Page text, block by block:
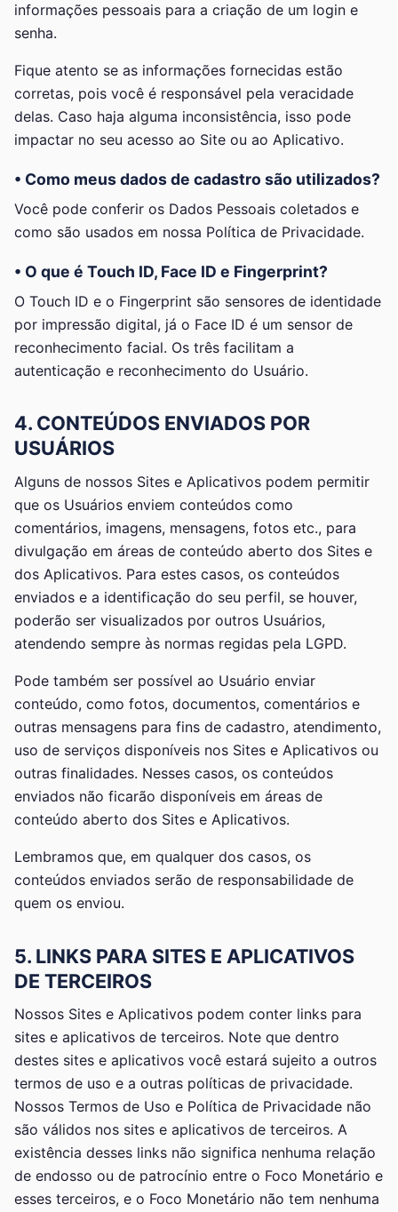
informações pessoais para a criação de um login e
senha.
Fique atento se as informações fornecidas estão
corretas, pois você é responsável pela veracidade
delas. Caso haja alguma inconsistência, isso pode
impactar no seu acesso ao Site ou ao Aplicativo.
• Como meus dados de cadastro são utilizados?
Você pode conferir os Dados Pessoais coletados e
como são usados em nossa Política de Privacidade.
• O que é Touch ID, Face ID e Fingerprint?
O Touch ID e o Fingerprint são sensores de identidade
por impressão digital, já o Face ID é um sensor de
reconhecimento facial. Os três facilitam a
autenticação e reconhecimento do Usuário.
4. CONTEÚDOS ENVIADOS POR
USUÁRIOS
Alguns de nossos Sites e Aplicativos podem permitir
que os Usuários enviem conteúdos como
comentários, imagens, mensagens, fotos etc., para
divulgação em áreas de conteúdo aberto dos Sites e
dos Aplicativos. Para estes casos, os conteúdos
enviados e a identificação do seu perfil, se houver,
poderão ser visualizados por outros Usuários,
atendendo sempre às normas regidas pela LGPD.
Pode também ser possível ao Usuário enviar
conteúdo, como fotos, documentos, comentários e
outras mensagens para fins de cadastro, atendimento,
uso de serviços disponíveis nos Sites e Aplicativos ou
outras finalidades. Nesses casos, os conteúdos
enviados não ficarão disponíveis em áreas de
conteúdo aberto dos Sites e Aplicativos.
Lembramos que, em qualquer dos casos, os
conteúdos enviados serão de responsabilidade de
quem os enviou.
5. LINKS PARA SITES E APLICATIVOS
DE TERCEIROS
Nossos Sites e Aplicativos podem conter links para
sites e aplicativos de terceiros. Note que dentro
destes sites e aplicativos você estará sujeito a outros
termos de uso e a outras políticas de privacidade.
Nossos Termos de Uso e Política de Privacidade não
são válidos nos sites e aplicativos de terceiros. A
existência desses links não significa nenhuma relação
de endosso ou de patrocínio entre o Foco Monetário e
esses terceiros, e o Foco Monetário não tem nenhuma